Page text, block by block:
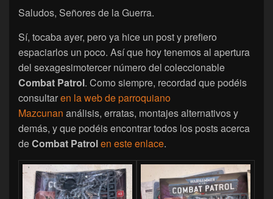
Saludos, Señores de la Guerra.
Sí, tocaba ayer, pero ya hice un post y prefiero
espaciarlos un poco. Así que hoy tenemos al apertura
del sexagesimotercer número del coleccionable
Combat Patrol. Como siempre, recordad que podéis
consultaren la web de parroquiano
Mazcunan análisis, erratas, montajes alternativos y
demás, y que podéis encontrar todos los posts acerca
deCombat Patrolen este enlace.